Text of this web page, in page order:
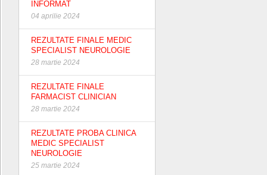
INFORMAT
04 aprilie 2024
REZULTATE FINALE MEDIC
SPECIALIST NEUROLOGIE
28 martie 2024
REZULTATE FINALE
FARMACIST CLINICIAN
28 martie 2024
REZULTATE PROBA CLINICA
MEDIC SPECIALIST
NEUROLOGIE
25 martie 2024